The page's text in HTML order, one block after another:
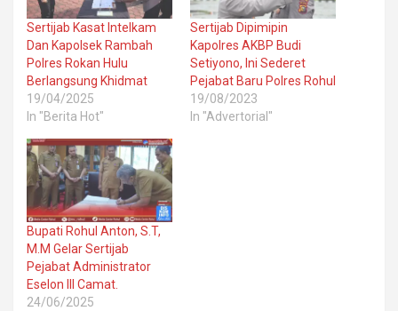
Sertijab Kasat Intelkam
Dan Kapolsek Rambah
Polres Rokan Hulu
Berlangsung Khidmat
19/04/2025
In "Berita Hot"
Sertijab Dipimipin
Kapolres AKBP Budi
Setiyono, Ini Sederet
Pejabat Baru Polres Rohul
19/08/2023
In "Advertorial"
Bupati Rohul Anton, S.T,
M.M Gelar Sertijab
Pejabat Administrator
Eselon III Camat.
24/06/2025